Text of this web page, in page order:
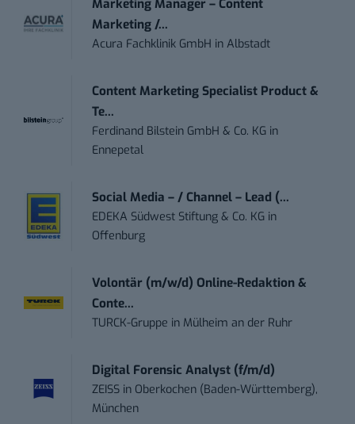
Marketing Manager – Content
Marketing /...
Acura Fachklinik GmbH inAlbstadt
Content Marketing Specialist Product &
Te...
Ferdinand Bilstein GmbH & Co. KG in
Ennepetal
Social Media – / Channel – Lead (...
EDEKA Südwest Stiftung & Co. KG in
Offenburg
Volontär (m/w/d) Online-Redaktion &
Conte...
TURCK-Gruppe in Mülheim an der Ruhr
Digital Forensic Analyst (f/m/d)
ZEISS in Oberkochen (Baden-Württemberg),
München